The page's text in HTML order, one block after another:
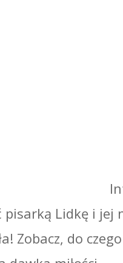
Lidkę i jej
Zobacz, do